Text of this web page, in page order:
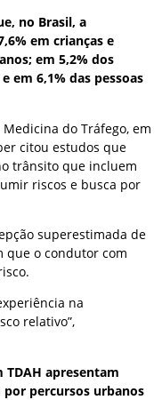
no Brasil, a
em crianças e
em 5,2% dos
em 6,1% das pessoas
do Tráfego, em
citou estudos que
trânsito que incluem
riscos e busca por
superestimada de
que o condutor com
na
relativo”,
TDAH apresentam
percursos urbanos